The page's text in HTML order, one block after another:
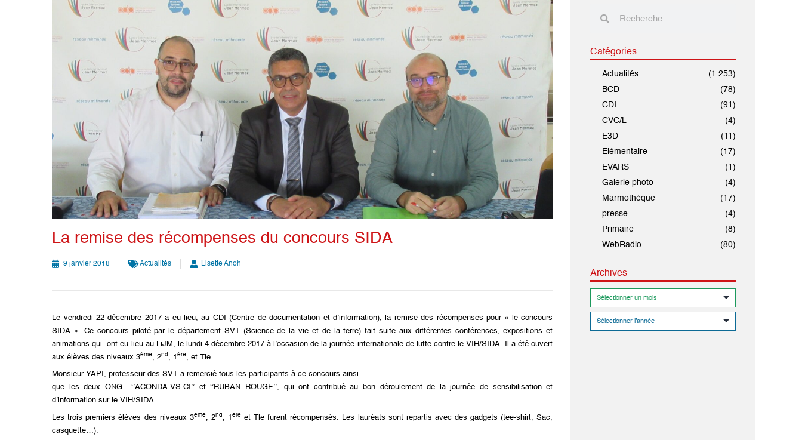
La remise des récompenses du concours SIDA
9 janvier 2018 Actualités Lisette Anoh
Le vendredi 22 décembre 2017 a eu lieu, au CDI (Centre de documentation et d’information), la remise des récompenses pour « le concours
SIDA ». Ce concours piloté par le département SVT (Science de la vie et de la terre) fait suite aux différentes conférences, expositions et
animations qui ont eu lieu au LiJM, le lundi 4 décembre 2017 à l’occasion de la journée internationale de lutte contre le VIH/SIDA. Il a été ouvert
aux élèves des niveaux 3ème, 2nd , 1ère, et Tle.
Monsieur YAPI, professeur des SVT a remercié tous les participants à ce concours ainsi
que les deux ONG ‘’ACONDA-VS-CI’’ et ‘’RUBAN ROUGE’’, qui ont contribué au bon déroulement de la journée de sensibilisation et
d’information sur le VIH/SIDA.
Les trois premiers élèves des niveaux 3ème, 2nd , 1 ère et Tle furent récompensés. Les lauréats sont repartis avec des gadgets (tee-shirt, Sac,
casquette…).
Catégories
Actualités
(1 253)
BCD
(78)
CDI
(91)
CVC/L
(4)
E3D
(11)
Elémentaire
(17)
EVARS
(1)
Galerie photo
(4)
Marmothèque
(17)
presse
(4)
Primaire
(8)
WebRadio
(80)
Archives